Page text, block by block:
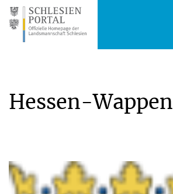
Hessen-Wappen